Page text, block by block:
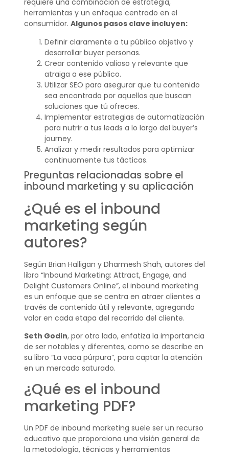
requiere una combinación de estrategia,
herramientas y un enfoque centrado en el
consumidor. Algunos pasos clave incluyen:
Definir claramente a tu público objetivo y
desarrollar buyer personas.
Crear contenido valioso y relevante que
atraiga a ese público.
Utilizar SEO para asegurar que tu contenido
sea encontrado por aquellos que buscan
soluciones que tú ofreces.
Implementar estrategias de automatización
para nutrir a tus leads a lo largo del buyer’s
journey.
Analizar y medir resultados para optimizar
continuamente tus tácticas.
Preguntas relacionadas sobre el
inbound marketing y su aplicación
¿Qué es el inbound
marketing según
autores?
Según Brian Halligan y Dharmesh Shah, autores del
libro “Inbound Marketing: Attract, Engage, and
Delight Customers Online”, el inbound marketing
es un enfoque que se centra en atraer clientes a
través de contenido útil y relevante, agregando
valor en cada etapa del recorrido del cliente.
Seth Godin, por otro lado, enfatiza la importancia
de ser notables y diferentes, como se describe en
su libro “La vaca púrpura”, para captar la atención
en un mercado saturado.
¿Qué es el inbound
marketing PDF?
Un PDF de inbound marketing suele ser un recurso
educativo que proporciona una visión general de
la metodología, técnicas y herramientas